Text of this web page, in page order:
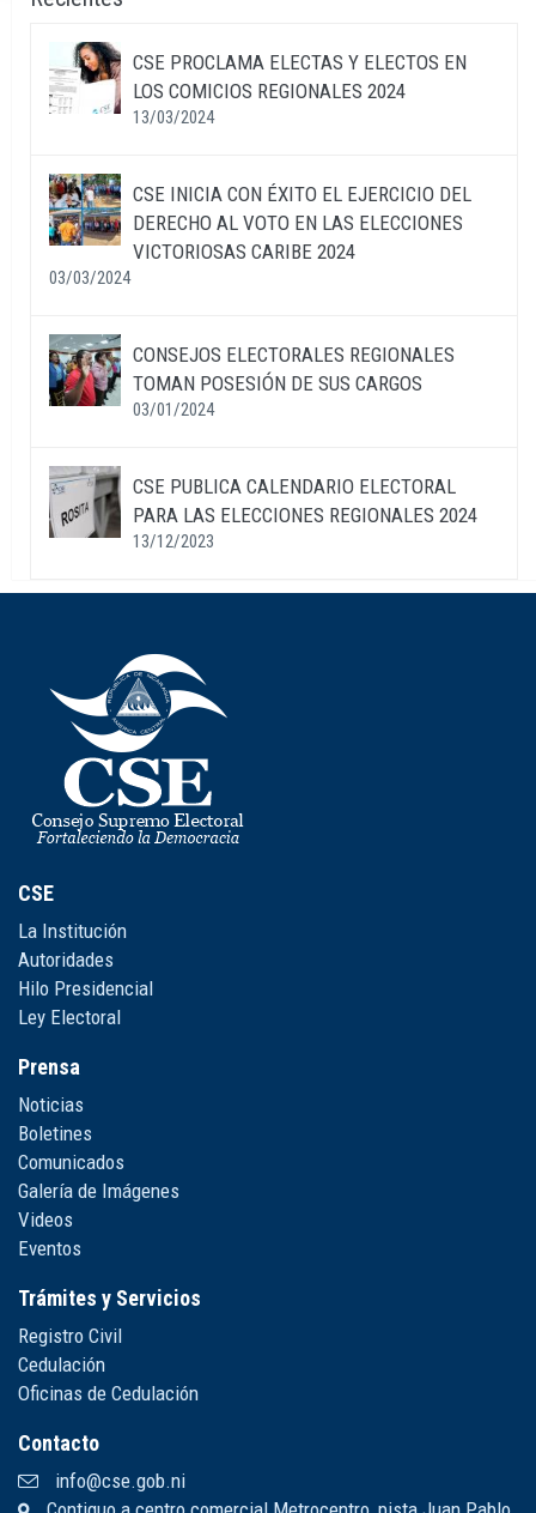
CSE PROCLAMA ELECTAS Y ELECTOS EN
LOS COMICIOS REGIONALES 2024
13/03/2024
CSE INICIA CON ÉXITO EL EJERCICIO DEL
DERECHO AL VOTO EN LAS ELECCIONES
VICTORIOSAS CARIBE 2024
03/03/2024
CONSEJOS ELECTORALES REGIONALES
TOMAN POSESIÓN DE SUS CARGOS
03/01/2024
CSE PUBLICA CALENDARIO ELECTORAL
PARA LAS ELECCIONES REGIONALES 2024
13/12/2023
CSE
La Institución
Autoridades
Hilo Presidencial
Ley Electoral
Prensa
Noticias
Boletines
Comunicados
Galería de Imágenes
Videos
Eventos
Trámites y Servicios
Registro Civil
Cedulación
Oficinas de Cedulación
Contacto
info@cse.gob.ni